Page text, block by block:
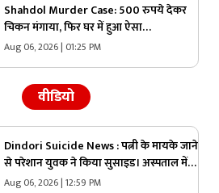
Shahdol Murder Case: 500 रुपये देकर
चिकन मंगाया, फिर घर में हुआ ऐसा
कांड….परिवार में मच गया कोहराम
Aug 06, 2026 | 01:25 PM
वीडियो
Dindori Suicide News : पत्नी के मायके जाने
से परेशान युवक ने किया सुसाइड। अस्पताल में
इलाज के दौरान युवक की मौत
Aug 06, 2026 | 12:59 PM